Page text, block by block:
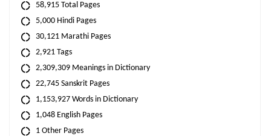
58,915 Total Pages
5,000 Hindi Pages
30,121 Marathi Pages
2,921 Tags
2,309,309 Meanings in Dictionary
22,745 Sanskrit Pages
1,153,927 Words in Dictionary
1,048 English Pages
1 Other Pages